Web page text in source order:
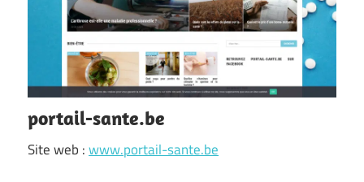
portail-sante.be
Site web :www.portail-sante.be